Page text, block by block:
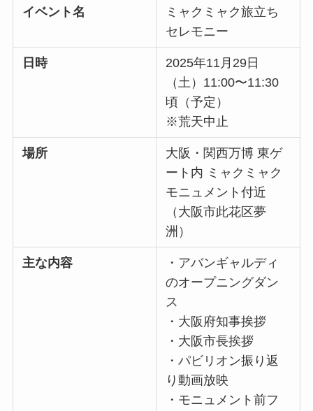
イベント名
ミャクミャク旅立ち
セレモニー
日時
2025年11月29日
（土）11:00〜11:30
頃（予定）
※荒天中止
場所
大阪・関西万博 東ゲ
ート内 ミャクミャク
モニュメント付近
（大阪市此花区夢
洲）
主な内容
・アバンギャルディ
のオープニングダン
ス
・大阪府知事挨拶
・大阪市長挨拶
・パビリオン振り返
り動画放映
・モニュメント前フ